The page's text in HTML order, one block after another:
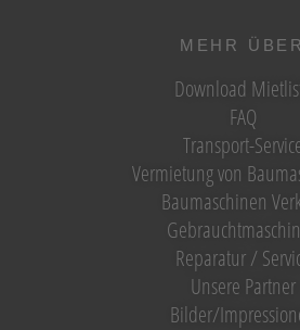
MEHR ÜBER
Download
FAQ
Transport-
Vermietung von
Baumaschinen
Reparatur /
Unsere Partner
Bilder/